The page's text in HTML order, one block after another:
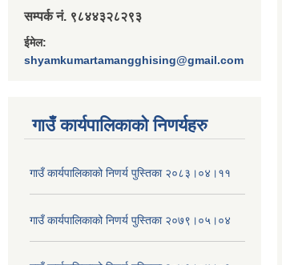
सम्पर्क नं. ९८४४३२८२९३
ईमेल:
shyamkumartamangghising@gmail.com
गाउँ कार्यपालिकाकाे निणर्यहरु
गाउँ कार्यपालिकाको निणर्य पुस्तिका २०८३।०४।११
गाउँ कार्यपालिकाको निणर्य पुस्तिका २०७९।०५।०४